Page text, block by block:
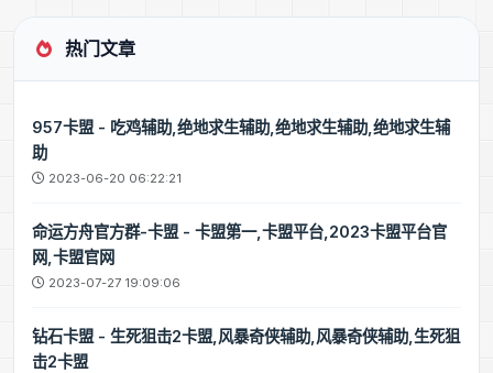
热门文章
957卡盟 - 吃鸡辅助,绝地求生辅助,绝地求生辅助,绝地求生辅
助
2023-06-20 06:22:21
命运方舟官方群-卡盟 - 卡盟第一,卡盟平台,2023卡盟平台官
网,卡盟官网
2023-07-27 19:09:06
钻石卡盟 - 生死狙击2卡盟,风暴奇侠辅助,风暴奇侠辅助,生死狙
击2卡盟